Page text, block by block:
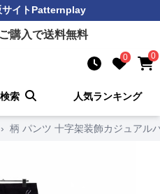
イトPatternplay
購入で送料無料
0 0
索 人気ランキング
› 柄 パンツ 十字架装飾カジュアル